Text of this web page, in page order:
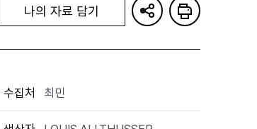
나의 자료 담기
수집처 최민